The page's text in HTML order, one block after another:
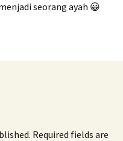
seorang ayah 😀
Required fields are